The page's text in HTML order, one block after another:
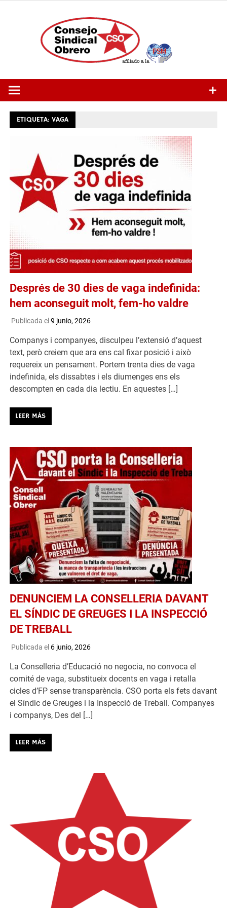
ETIQUETA:VAGA
Després de 30 dies de vaga indefinida:
hem aconseguit molt, fem-ho valdre
Publicada el 9 junio, 2026
Companys i companyes, disculpeu l’extensió d’aquest
text, però creiem que ara ens cal fixar posició i això
requereix un pensament. Portem trenta dies de vaga
indefinida, els dissabtes i els diumenges ens els
descompten en cada dia lectiu. En aquestes […]
LEER MÁS
DENUNCIEM LA CONSELLERIA DAVANT
EL SÍNDIC DE GREUGES I LA INSPECCIÓ
DE TREBALL
Publicada el 6 junio, 2026
La Conselleria d’Educació no negocia, no convoca el
comité de vaga, substitueix docents en vaga i retalla
cicles d’FP sense transparència. CSO porta els fets davant
el Síndic de Greuges i la Inspecció de Treball. Companyes
i companys, Des del […]
LEER MÁS